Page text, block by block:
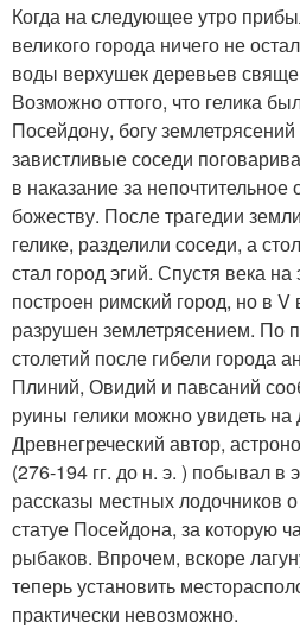
Когда на следующее утро
великого города ничего не
воды верхушек деревьев
Возможно оттого, что гелика
Посейдону, богу
завистливые соседи
в наказание за
божеству. После трагедии
гелике, разделили соседи, а
стал город эгий. Спустя века
построен римский город, но в
разрушен землетрясением. По
столетий после гибели города
Плиний, Овидий и павсаний
руины гелики можно увидеть на
Древнегреческий автор,
(276-194 гг. до н. э. ) побывал в
рассказы местных лодочников
статуе Посейдона, за которую
рыбаков. Впрочем, вскоре
теперь установить
практически невозможно.